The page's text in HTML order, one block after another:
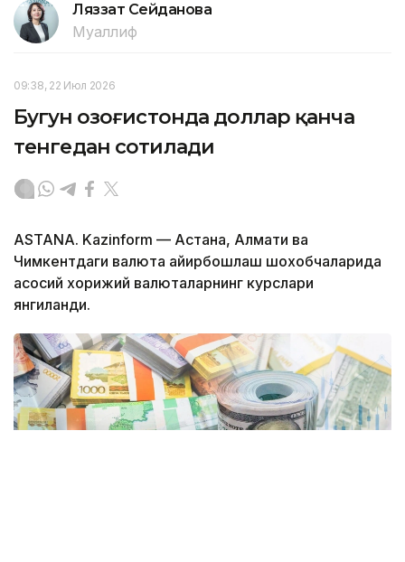
Ляззат Сейданова
Муаллиф
09:38, 22 Июл 2026
Бугун Қозоғистонда доллар қанча
тенгедан сотилади
ASTANA. Kazinform — Астана, Алмати ва
Чимкентдаги валюта айирбошлаш шохобчаларида
асосий хорижий валюталарнинг курслари
янгиланди.